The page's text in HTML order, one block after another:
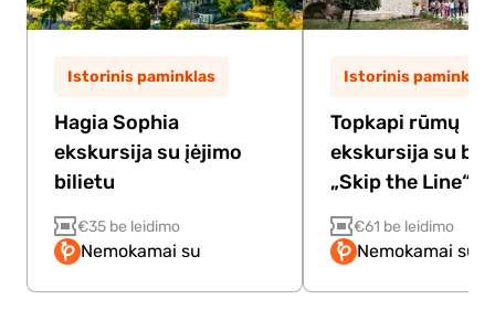
Istorinis paminklas
Hagia Sophia
ekskursija su įėjimo
bilietu
€35 be leidimo
Nemokamai su
Istorinis paminklas
Topkapi rūmų
ekskursija su
„Skip the Line“
€61 be leidimo
Nemokamai su